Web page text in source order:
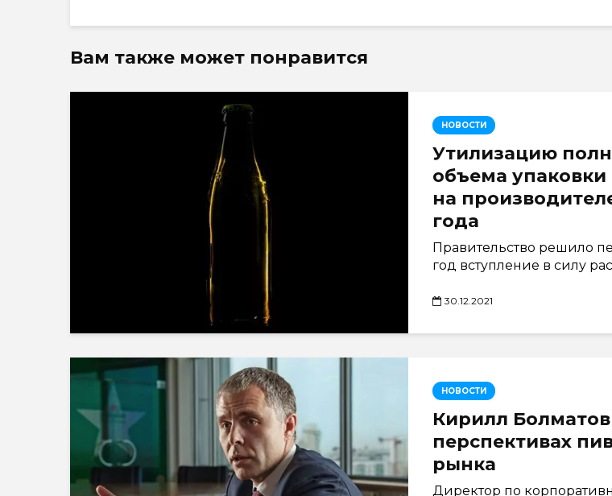
Вам также может понравится
НОВОСТИ
Утилизацию
объема упаковки
на
года
Правительство решило
год вступление в силу
30.12.2021
НОВОСТИ
Кирилл
перспективах
рынка
Директор по